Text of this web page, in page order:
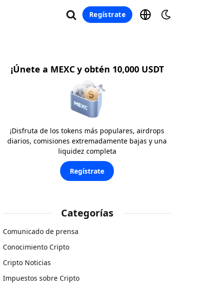
Regístrate
¡Únete a MEXC y obtén 10,000 USDT
¡Disfruta de los tokens más populares, airdrops
diarios, comisiones extremadamente bajas y una
liquidez completa
Regístrate
Categorías
Comunicado de prensa
Conocimiento Cripto
Cripto Noticias
Impuestos sobre Cripto